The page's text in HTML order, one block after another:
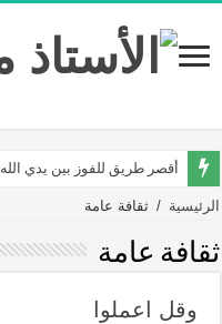
أقصر طريق للفوز بين يدي الله
الرئيسية / ثقافة عامة
ثقافة عامة
وقل اعملوا